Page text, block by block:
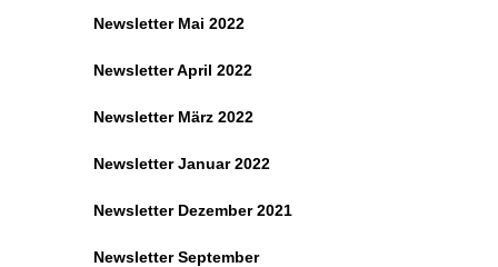
Newsletter Mai 2022
Newsletter April 2022
Newsletter März 2022
Newsletter Januar 2022
Newsletter Dezember 2021
Newsletter September